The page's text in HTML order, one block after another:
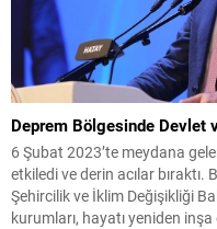
Deprem Bölgesinde Devlet
6 Şubat 2023’te meydana
etkiledi ve derin acılar
Şehircilik ve İklim Değişikliği
kurumları, hayatı yeniden